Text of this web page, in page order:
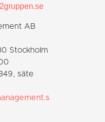
AB
Stockholm
säte